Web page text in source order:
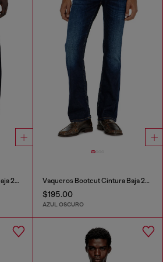
Vaqueros Relaxed Cintura Baja 2001 D-Macro Vaqueros Bootcut Cintura Baja 2007 Zatiny
$195.00
AZUL OSCURO